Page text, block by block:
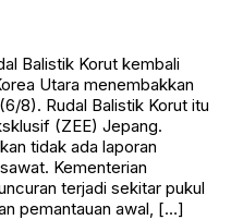
Balistik Korut kembali
Utara menembakkan
8). Rudal Balistik Korut itu
(ZEE) Jepang.
tidak ada laporan
Kementerian
terjadi sekitar pukul
pemantauan awal, […]